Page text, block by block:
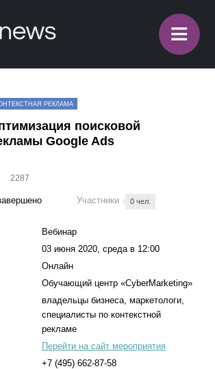
≡
РЕКЛАМА
поисковой
Google Ads
2287
Участники 0 чел.
Вебинар
03 июня 2020, среда в 12:00
Онлайн
Обучающий центр «CyberMarketing»
владельцы бизнеса, маркетологи,
специалисты по контекстной
рекламе
Перейти на сайт мероприятия
+7 (495) 662-87-58